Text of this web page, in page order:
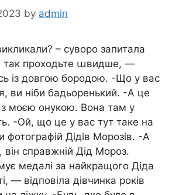
by admin
– суворо запитала
так проходьте աвидше, —
із довгою бородою. -Що у вас
ви ніби бадьоренький. -А це
з моєю онукою. Вона там у
-Ой, що це у вас тут таке на
фотографій Дідів Морозів. -А
він справжній Дід Мороз.
медалі за найкращого Діда
— відповіла дівчинка років